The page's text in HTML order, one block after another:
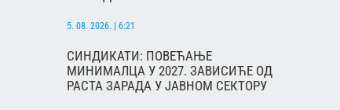
5. 08. 2026. | 6:21
СИНДИКАТИ: ПОВЕЋАЊЕ
МИНИМАЛЦА У 2027. ЗАВИСИЋЕ ОД
РАСТА ЗАРАДА У ЈАВНОМ СЕКТОРУ